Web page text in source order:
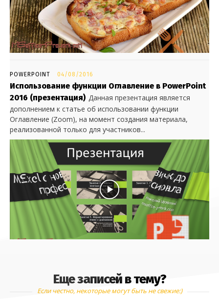
POWERPOINT 04/08/2016
Использование функции Оглавление в PowerPoint
2016 (презентация) Данная презентация является
дополнением к статье об использовании функции
Оглавление (Zoom), на момент создания материала,
реализованной только для участников...
Еще записей в тему?
Если честно, некоторые могут быть не свежие:)